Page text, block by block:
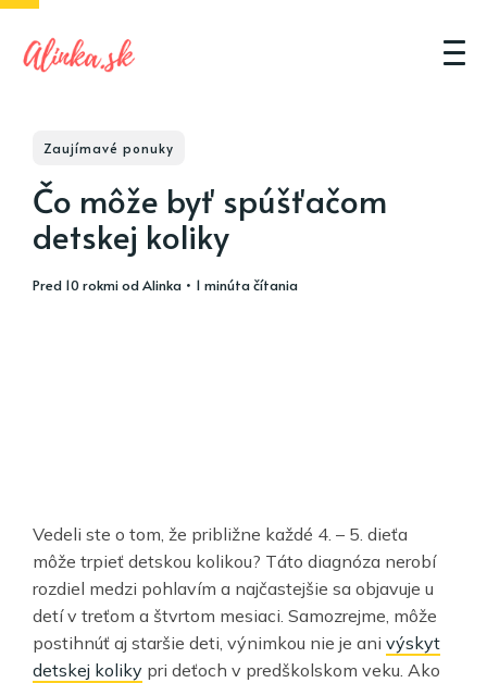
Zaujímavé ponuky
Čo môže byť spúšťačom
detskej koliky
pred 10 rokmiodAlinka • 1 minúta čítania
Vedeli ste o tom, že približne každé 4. – 5. dieťa
môže trpieť detskou kolikou? Táto diagnóza nerobí
rozdiel medzi pohlavím a najčastejšie sa objavuje u
detí v treťom a štvrtom mesiaci. Samozrejme, môže
postihnúť aj staršie deti, výnimkou nie je ani výskyt
detskej koliky pri deťoch v predškolskom veku. Ako